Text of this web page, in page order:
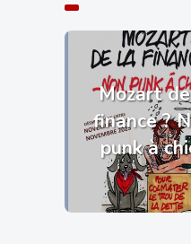
Mozart
finance ?
punk à